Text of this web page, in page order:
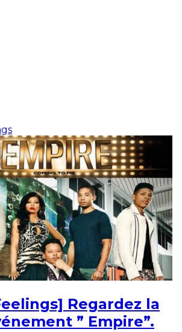
Regardez la
” Empire”.